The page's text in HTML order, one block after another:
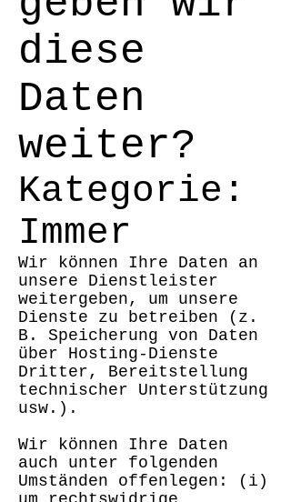
diese
Daten
weiter?
Kategorie:
Immer
Wir können Ihre Daten an
unsere Dienstleister
weitergeben, um unsere
Dienste zu betreiben (z.
B. Speicherung von Daten
über Hosting-Dienste
Dritter, Bereitstellung
technischer Unterstützung
usw.).
Wir können Ihre Daten
auch unter folgenden
Umständen offenlegen: (i)